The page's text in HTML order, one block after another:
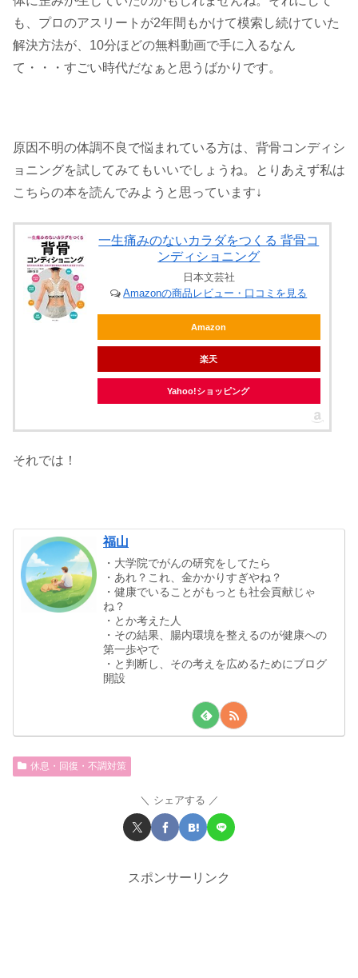
も、プロのアスリートが2年間もかけて模索し続けていた
解決方法が、10分ほどの無料動画で手に入るなん
て・・・すごい時代だなぁと思うばかりです。
原因不明の体調不良で悩まれている方は、背骨コンディシ
ョニングを試してみてもいいでしょうね。とりあえず私は
こちらの本を読んでみようと思っています↓
一生痛みのないカラダをつくる 背骨コ
ンディショニング
日本文芸社
Amazonの商品レビュー・口コミを見る
Amazon
楽天
Yahoo!ショッピング
それでは！
福山
・大学院でがんの研究をしてたら
・あれ？これ、金かかりすぎやね？
・健康でいることがもっとも社会貢献じゃ
ね？
・とか考えた人
・その結果、腸内環境を整えるのが健康への
第一歩やで
・と判断し、その考えを広めるためにブログ
開設
休息・回復・不調対策
シェアする
スポンサーリンク